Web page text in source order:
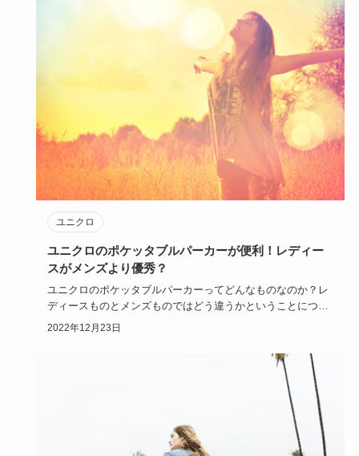
ユニクロ
ユニクロのポケッタブルパーカーが便利！レディー
スがメンズより優秀？
ユニクロのポケッタブルパーカーってどんなものなのか？レ
ディースものとメンズものではどう違うかということについ
ても述べていき…
2022年12月23日